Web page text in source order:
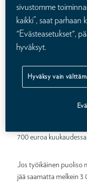
Joka kymmenes
riittävästi leskeä*.
vajetta, mikä työikäisen
talouteen.
Paljonko
saa?
700 euroa kuukaudessa.
Jos työikäinen puoliso
jää saamatta melkein 3
sivustomme
kaikki”, saat
"Evästeasetukset",
hyväksyt.
Hyväksy vain